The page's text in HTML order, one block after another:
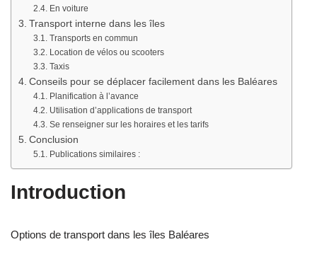
En voiture
Transport interne dans les îles
Transports en commun
Location de vélos ou scooters
Taxis
Conseils pour se déplacer facilement dans les Baléares
Planification à l’avance
Utilisation d’applications de transport
Se renseigner sur les horaires et les tarifs
Conclusion
Publications similaires :
Introduction
Options de transport dans les îles Baléares